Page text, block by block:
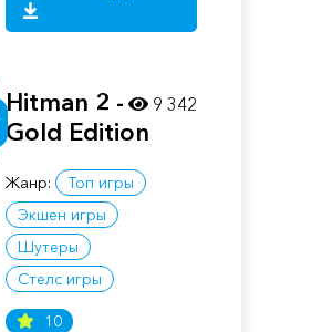
Hitman 2 -
Gold Edition
Жанр:
Топ игры
Экшен игры
Шутеры
Стелс игры
10
9 342